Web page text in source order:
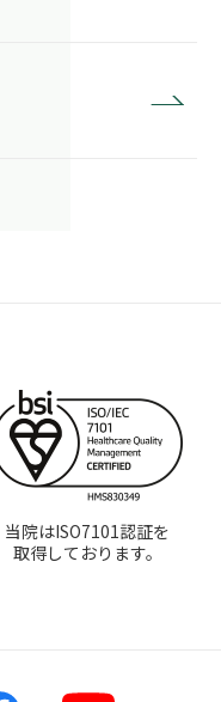
当院はISO7101認証を
取得しております。